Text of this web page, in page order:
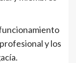
y los